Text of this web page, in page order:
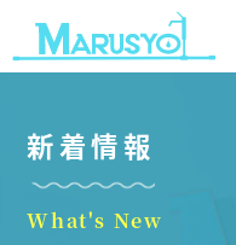
新着情報
What's New